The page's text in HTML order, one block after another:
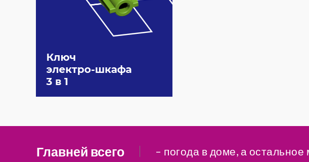
Главней всего – погода в доме, а